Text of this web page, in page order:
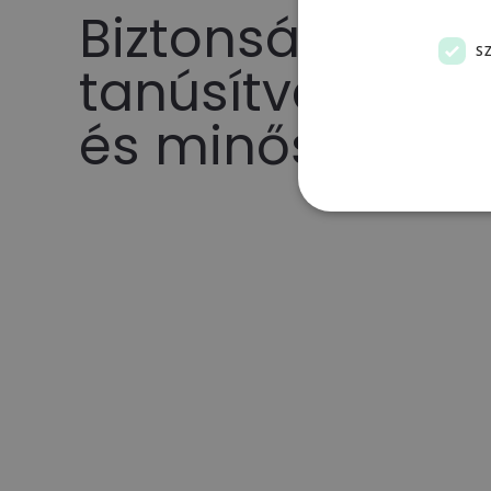
Biztonsági
tanúsítványok
és minősítések